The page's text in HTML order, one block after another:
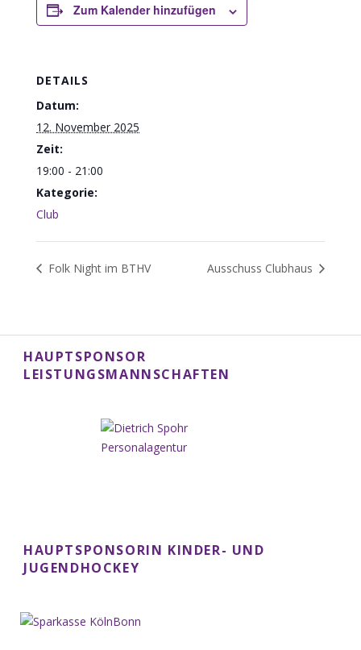
Zum Kalender hinzufügen
DETAILS
Datum:
12. November 2025
Zeit:
19:00 - 21:00
Kategorie:
Club
Folk Night im BTHV Ausschuss Clubhaus
HAUPTSPONSOR
LEISTUNGSMANNSCHAFTEN
HAUPTSPONSORIN KINDER- UND
JUGENDHOCKEY